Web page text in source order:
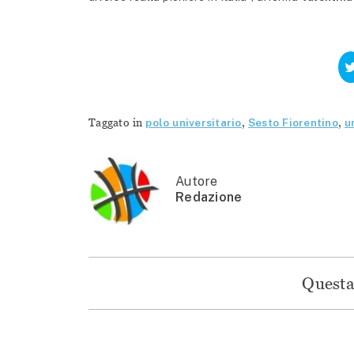
Taggato in polo universitario, Sesto Fiorentino,
Autore
Redazione